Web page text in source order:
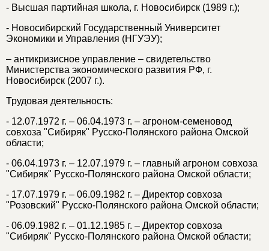
- Высшая партийная школа, г. Новосибирск (1989 г.);
- Новосибирский Государственный Университет
Экономики и Управления (НГУЭУ);
– антикризисное управление – свидетельство
Министерства экономического развития РФ, г.
Новосибирск (2007 г.).
Трудовая деятельность:
- 12.07.1972 г. – 06.04.1973 г. – агроном-семеновод
совхоза "Сибиряк" Русско-Полянского района Омской
области;
- 06.04.1973 г. – 12.07.1979 г. – главный агроном совхоза
"Сибиряк" Русско-Полянского района Омской области;
- 17.07.1979 г. – 06.09.1982 г. – Директор совхоза
"Розовский" Русско-Полянского района Омской области;
- 06.09.1982 г. – 01.12.1985 г. – Директор совхоза
"Сибиряк" Русско-Полянского района Омской области;